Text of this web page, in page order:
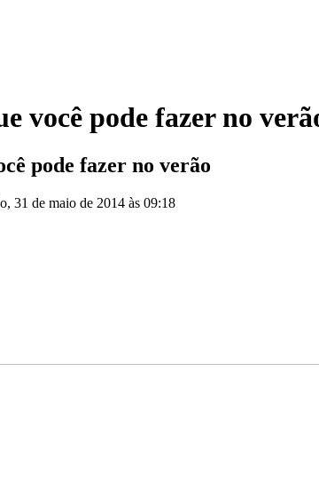
você pode fazer no
pode fazer no verão
31 de maio de 2014 às 09:18